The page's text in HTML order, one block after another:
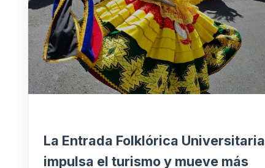
La Entrada Folklórica Universitaria
impulsa el turismo y mueve más